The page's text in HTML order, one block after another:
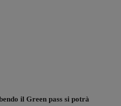
il Green pass si potrà